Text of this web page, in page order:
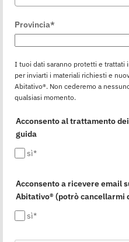
Provincia*
I tuoi dati saranno protetti e trattati
per inviarti i materiali richiesti e
Abitativo®. Non cederemo a
qualsiasi momento.
Acconsento al trattamento
guida
sì*
Acconsento a ricevere email
Abitativo® (potrò cancellarmi
sì*